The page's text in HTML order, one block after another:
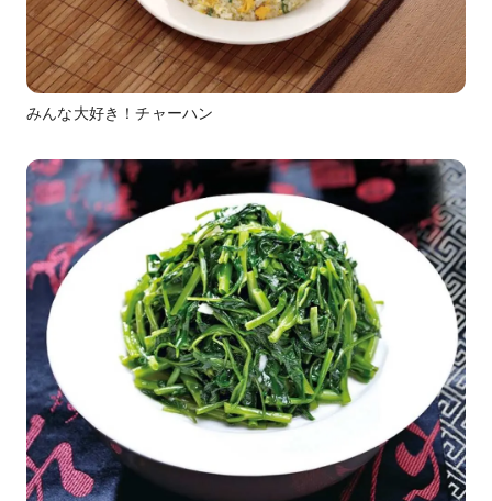
みんな大好き！チャーハン